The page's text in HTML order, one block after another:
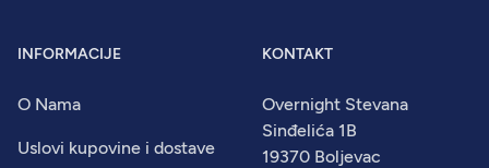
INFORMACIJE
O Nama
Uslovi kupovine i dostave
KONTAKT
Overnight Stevana
Sinđelića 1B
19370 Boljevac